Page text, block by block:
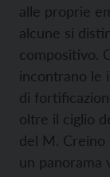
alle proprie
alcune si
compositivo.
incontrano le
di
oltre il ciglio
del M. Creino
un panorama